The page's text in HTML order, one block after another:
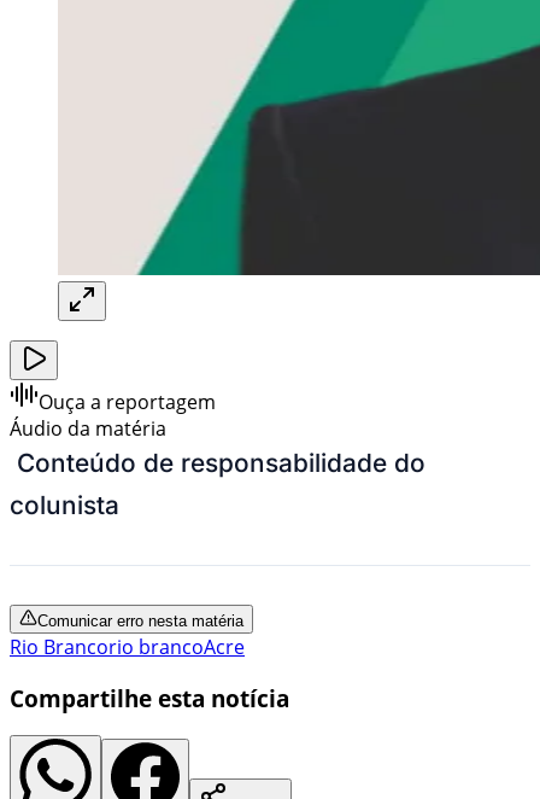
Ouça a reportagem
Áudio da matéria
Conteúdo de responsabilidade do
colunista
Comunicar erro nesta matéria
Rio Brancorio brancoAcre
Compartilhe esta notícia